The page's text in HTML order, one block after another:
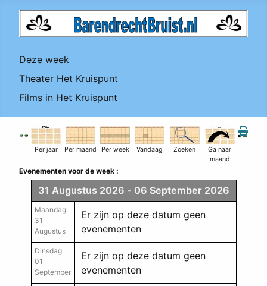
Deze week
Theater Het Kruispunt
Films in Het Kruispunt
Per jaar Per maand Per week Vandaag Zoeken
Ga naar
maand
Evenementen voor de week :
31 Augustus 2026 - 06 September 2026
Maandag
31
Augustus
Er zijn op deze datum geen
evenementen
Dinsdag
01
September
Er zijn op deze datum geen
evenementen